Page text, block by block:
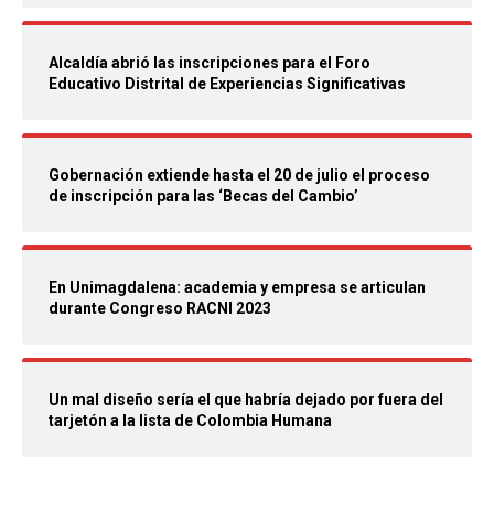
Alcaldía abrió las inscripciones para el Foro
Educativo Distrital de Experiencias Significativas
Gobernación extiende hasta el 20 de julio el proceso
de inscripción para las ‘Becas del Cambio’
En Unimagdalena: academia y empresa se articulan
durante Congreso RACNI 2023
Un mal diseño sería el que habría dejado por fuera del
tarjetón a la lista de Colombia Humana